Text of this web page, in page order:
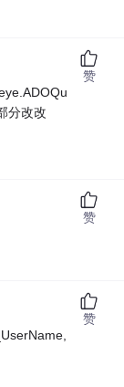
分改改
赞
赞
赞